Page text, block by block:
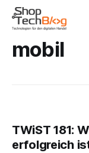
mobil
TWiST 181:
erfolgreich